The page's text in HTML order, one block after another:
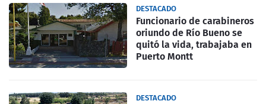
DESTACADO
Funcionario de carabineros
oriundo de Río Bueno se
quitó la vida, trabajaba en
Puerto Montt
DESTACADO